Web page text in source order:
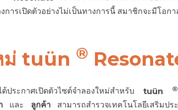
การเปิดตัวอย่างไม่เป็นทางการนี้ สมาชิกจะมีโอ
ม่ tuün ®
ประกาศเปิดตัวไซต์จำลองใหม่สำหรับ tuün ®
และ ลูกค้าสามารถสำรวจเทคโนโลยีเสริมป